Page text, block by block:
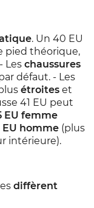
. Un 40 EU
pied théorique,
Les chaussures
défaut. - Les
étroites et
41 EU peut
EU femme
EU homme (plus
intérieure).
diffèrent